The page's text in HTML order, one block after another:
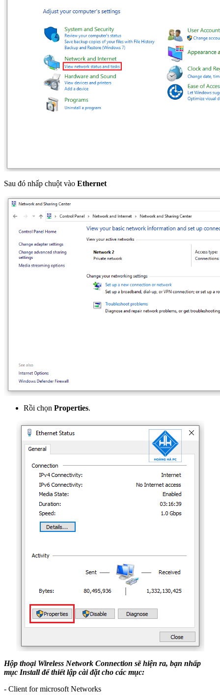
Sau đó nhấp chuột vào Ethernet
Rồi chọn Properties.
Hộp thoại Wireless Network Connection sẽ hiện ra, bạn nhấp
mục Install để thiết lập cài đặt cho các mục:
- Client for microsoft Networks